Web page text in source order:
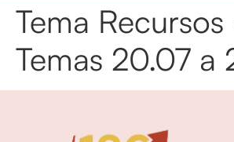
Tema
Temas 20.07 a